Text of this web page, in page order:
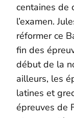
centaines de
l’examen.
réformer ce
fin des
début de la
ailleurs, les
latines et
épreuves de